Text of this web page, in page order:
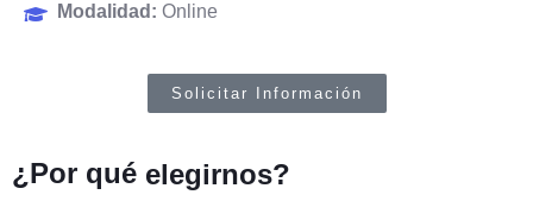
Modalidad: Online
Solicitar Información
¿Por qué elegirnos?